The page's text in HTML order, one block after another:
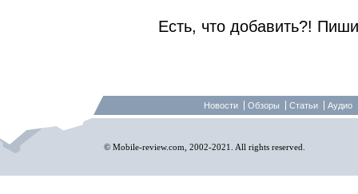
Есть, что добавить?!
Новости Обзоры Статьи Аудио
© Mobile-review.com, 2002-2021. All rights reserved.